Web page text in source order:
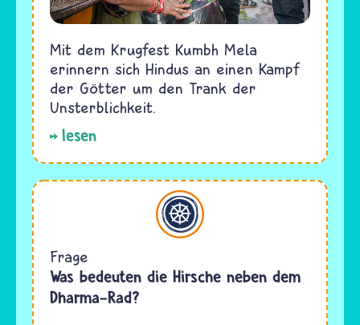
Mit dem Krugfest Kumbh Mela
erinnern sich Hindus an einen Kampf
der Götter um den Trank der
Unsterblichkeit.
lesen
Buddhismus
Frage
Was bedeuten die Hirsche neben dem
Dharma-Rad?